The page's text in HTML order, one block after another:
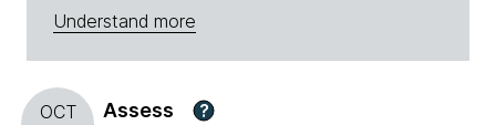
Understand more
OCT
Assess ?